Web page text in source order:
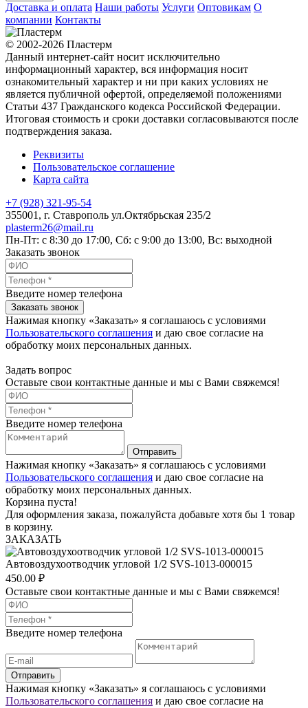
Доставка и оплата Наши работы Услуги Оптовикам О
компании Контакты
© 2002-2026 Пластерм
Данный интернет-сайт носит исключительно
информационный характер, вся информация носит
ознакомительный характер и ни при каких условиях не
является публичной офертой, определяемой положениями
Статьи 437 Гражданского кодекса Российской Федерации.
Итоговая стоимость и сроки доставки согласовываются после
подтверждения заказа.
Реквизиты
Пользовательское соглашение
Карта сайта
+7 (928) 321-95-54
355001 , г. Ставрополь ул.Октябрьская 235/2
plasterm26@mail.ru
Пн-Пт: с 8:30 до 17:00, Сб: с 9:00 до 13:00, Вс: выходной
Заказать звонок
Введите номер телефона
Заказать звонок
Нажимая кнопку «Заказать» я соглашаюсь с условиями
Пользовательского соглашения и даю свое согласие на
обработку моих персональных данных.
Задать вопрос
Оставьте свои контактные данные и мы с Вами свяжемся!
Введите номер телефона
Отправить
Нажимая кнопку «Заказать» я соглашаюсь с условиями
Пользовательского соглашения и даю свое согласие на
обработку моих персональных данных.
Корзина пуста!
Для оформления заказа, пожалуйста добавьте хотя бы 1 товар
в корзину.
ЗАКАЗАТЬ
Автовоздухоотводчик угловой 1/2 SVS-1013-000015
450.00 ₽
Оставьте свои контактные данные и мы с Вами свяжемся!
Введите номер телефона
Отправить
Нажимая кнопку «Заказать» я соглашаюсь с условиями
Пользовательского соглашения и даю свое согласие на